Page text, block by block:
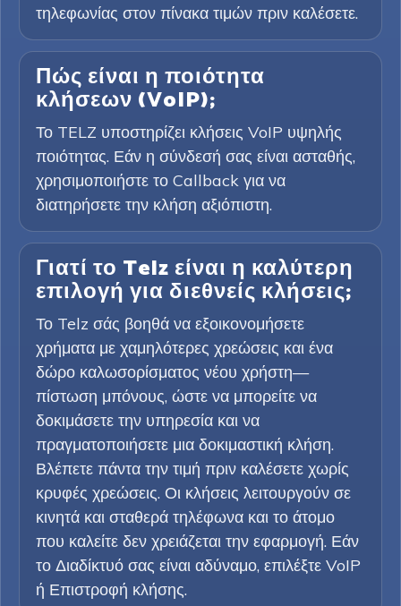
τηλεφωνίας στον πίνακα τιμών πριν καλέσετε.
Πώς είναι η ποιότητα
κλήσεων (VoIP);
Το TELZ υποστηρίζει κλήσεις VoIP υψηλής
ποιότητας. Εάν η σύνδεσή σας είναι ασταθής,
χρησιμοποιήστε το Callback για να
διατηρήσετε την κλήση αξιόπιστη.
Γιατί το Telz είναι η καλύτερη
επιλογή για διεθνείς κλήσεις;
Το Telz σάς βοηθά να εξοικονομήσετε
χρήματα με χαμηλότερες χρεώσεις και ένα
δώρο καλωσορίσματος νέου χρήστη—
πίστωση μπόνους, ώστε να μπορείτε να
δοκιμάσετε την υπηρεσία και να
πραγματοποιήσετε μια δοκιμαστική κλήση.
Βλέπετε πάντα την τιμή πριν καλέσετε χωρίς
κρυφές χρεώσεις. Οι κλήσεις λειτουργούν σε
κινητά και σταθερά τηλέφωνα και το άτομο
που καλείτε δεν χρειάζεται την εφαρμογή. Εάν
το Διαδίκτυό σας είναι αδύναμο, επιλέξτε VoIP
ή Επιστροφή κλήσης.